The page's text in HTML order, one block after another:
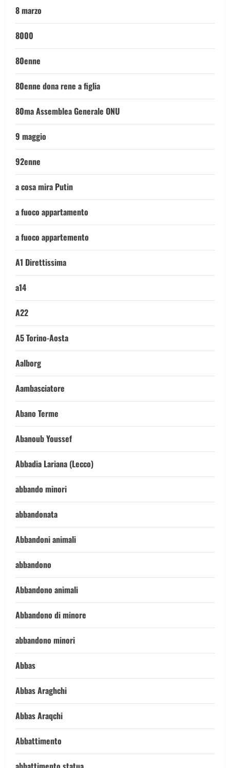
8 marzo
8000
80enne
80enne dona rene a figlia
80ma Assemblea Generale ONU
9 maggio
92enne
a cosa mira Putin
a fuoco appartamento
a fuoco appartemento
A1 Direttissima
a14
A22
A5 Torino-Aosta
Aalborg
Aambasciatore
Abano Terme
Abanoub Youssef
Abbadia Lariana (Lecco)
abbando minori
abbandonata
Abbandoni animali
abbandono
Abbandono animali
Abbandono di minore
abbandono minori
Abbas
Abbas Araghchi
Abbas Araqchi
Abbattimento